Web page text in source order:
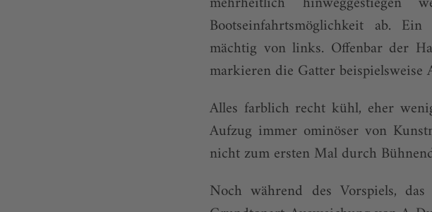
Bootseinfahrtsmöglichkeit ab.
mächtig von links. Offenbar der
markieren die Gatter beispielsweise
Alles farblich recht kühl, eher
Aufzug immer ominöser von
nicht zum ersten Mal durch
Noch während des Vorspiels,